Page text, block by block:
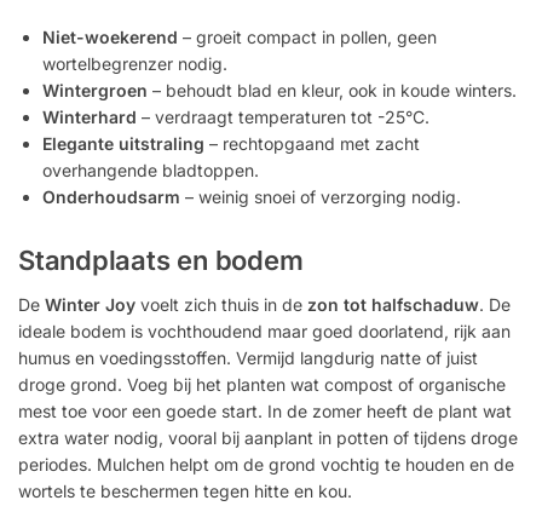
Niet-woekerend – groeit compact in pollen, geen
wortelbegrenzer nodig.
Wintergroen – behoudt blad en kleur, ook in koude winters.
Winterhard – verdraagt temperaturen tot -25°C.
Elegante uitstraling – rechtopgaand met zacht
overhangende bladtoppen.
Onderhoudsarm – weinig snoei of verzorging nodig.
Standplaats en bodem
De Winter Joy voelt zich thuis in de zon tot halfschaduw. De
ideale bodem is vochthoudend maar goed doorlatend, rijk aan
humus en voedingsstoffen. Vermijd langdurig natte of juist
droge grond. Voeg bij het planten wat compost of organische
mest toe voor een goede start. In de zomer heeft de plant wat
extra water nodig, vooral bij aanplant in potten of tijdens droge
periodes. Mulchen helpt om de grond vochtig te houden en de
wortels te beschermen tegen hitte en kou.